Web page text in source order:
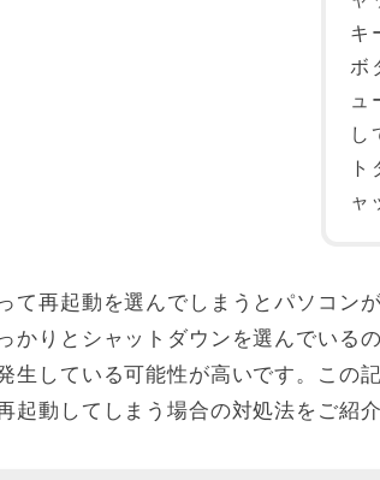
キ
ボ
ュ
し
ャ
て再起動を選んでしまうとパソコン
かりとシャットダウンを選んでいる
生している可能性が高いです。この
起動してしまう場合の対処法をご紹